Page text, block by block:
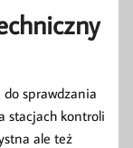
sprawdzania
stacjach kontroli
ale też